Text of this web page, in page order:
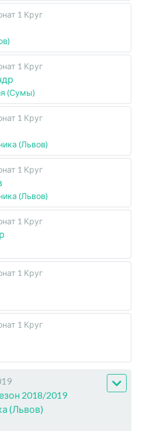
1 Круг
1 Круг
(Сумы)
1 Круг
(Львов)
1 Круг
(Львов)
1 Круг
1 Круг
1 Круг
2018/2019
(Львов)